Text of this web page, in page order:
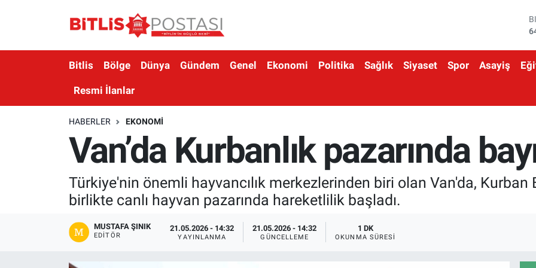
Bitlis Bölge Dünya Gündem Genel Ekonomi Politika Sağlık Siyaset Spor Asayiş
Resmi İlanlar
HABERLER EKONOMI
Van’da Kurbanlık pazarında
Türkiye'nin önemli hayvancılık merkezlerinden biri olan Van'da, Kurban
birlikte canlı hayvan pazarında hareketlilik başladı.
MUSTAFA ŞINIK
EDITÖR
21.05.2026 - 14:32
YAYINLANMA
21.05.2026 - 14:32
GÜNCELLEME
1 DK
OKUNMA SÜRESI
Bölge
Ekonomi
Bitlis Trafik Yoğunluk Haritası
Süper Lig Puan Durumu ve Fikstür
Son Dakika Haberleri
Haber Arşivi